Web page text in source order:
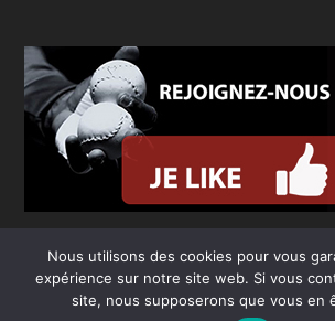
Nous utilisons des cookies pour vous
expérience sur notre site web. Si vous
site, nous supposerons que vous en